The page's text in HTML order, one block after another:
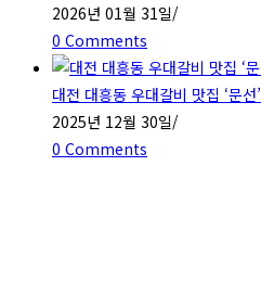
2026년 01월 31일/
0 Comments
대전 대흥동 우대갈비 맛집 ‘문선
2025년 12월 30일/
0 Comments